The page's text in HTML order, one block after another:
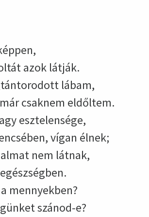
azok látják.
lábam,
csaknem eldőltem.
esztelensége,
vígan élnek;
nem látnak,
mennyekben?
szánod-e?